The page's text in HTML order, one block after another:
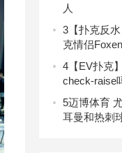
人
3 【扑克反
克情侣
4 【EV扑克
check-raise
5迈博体育
耳曼和热刺